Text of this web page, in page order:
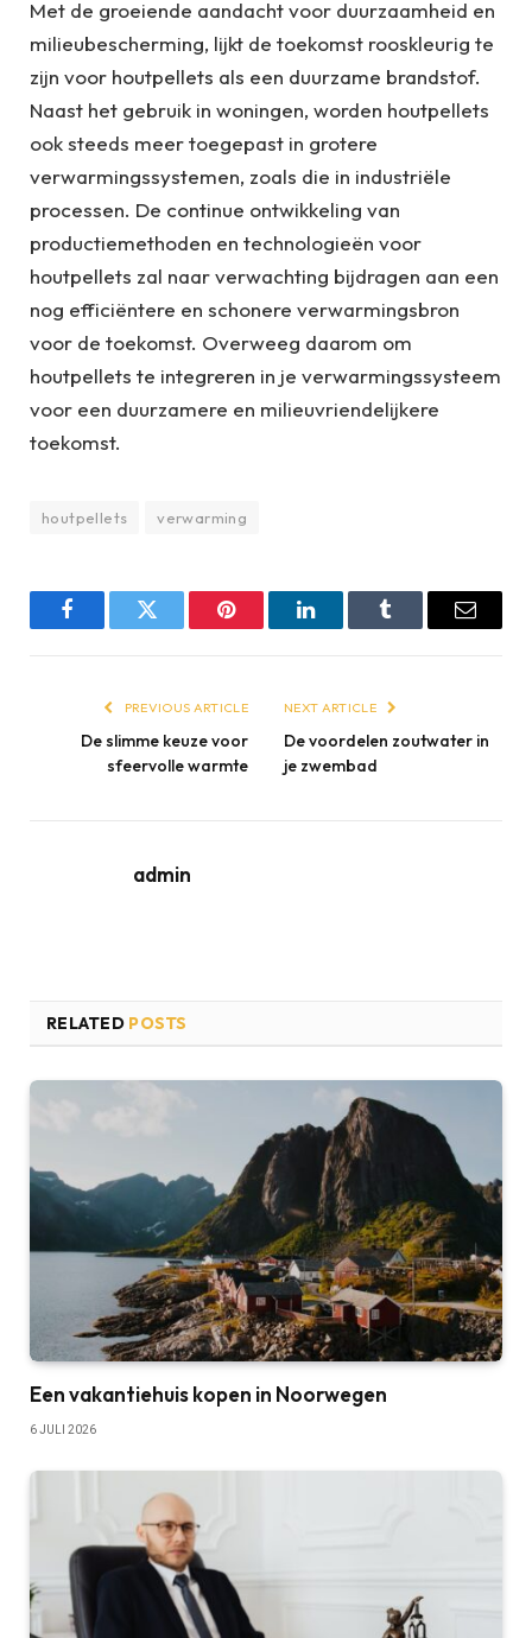
Met de groeiende aandacht voor duurzaamheid en
milieubescherming, lijkt de toekomst rooskleurig te
zijn voor houtpellets als een duurzame brandstof.
Naast het gebruik in woningen, worden houtpellets
ook steeds meer toegepast in grotere
verwarmingssystemen, zoals die in industriële
processen. De continue ontwikkeling van
productiemethoden en technologieën voor
houtpellets zal naar verwachting bijdragen aan een
nog efficiëntere en schonere verwarmingsbron
voor de toekomst. Overweeg daarom om
houtpellets te integreren in je verwarmingssysteem
voor een duurzamere en milieuvriendelijkere
toekomst.
houtpellets verwarming
FacebookTwitter Pinterest LinkedInTumblr Email
PREVIOUS ARTICLE
De slimme keuze voor
sfeervolle warmte
NEXT ARTICLE
De voordelen zoutwater in
je zwembad
admin
RELATED POSTS
Een vakantiehuis kopen in Noorwegen
6 JULI 2026